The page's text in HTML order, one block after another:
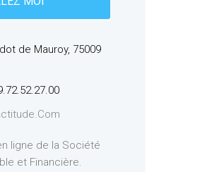
de Mauroy, 75009
ligne de la Société
et Financière.